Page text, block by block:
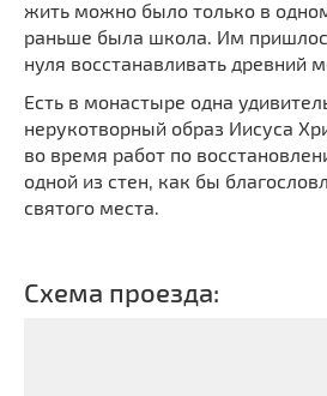
жить можно было только в
раньше была школа. Им
нуля восстанавливать древний
Есть в монастыре одна
нерукотворный образ Иисуса
во время работ по
одной из стен, как бы
святого места.
Схема проезда: